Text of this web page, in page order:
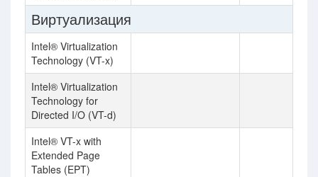
Виртуализация
Intel® Virtualization
Technology (VT-x)
Intel® Virtualization
Technology for
Directed I/O (VT-d)
Intel® VT-x with
Extended Page
Tables (EPT)